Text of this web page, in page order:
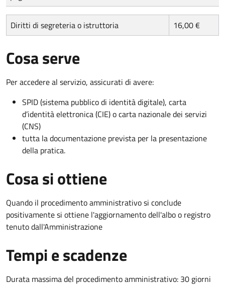
Diritti di segreteria o istruttoria 16,00 €
Cosa serve
Per accedere al servizio, assicurati di avere:
SPID (sistema pubblico di identità digitale), carta
d’identità elettronica (CIE) o carta nazionale dei servizi
(CNS)
tutta la documentazione prevista per la presentazione
della pratica.
Cosa si ottiene
Quando il procedimento amministrativo si conclude
positivamente si ottiene l'aggiornamento dell'albo o registro
tenuto dall'Amministrazione
Tempi e scadenze
Durata massima del procedimento amministrativo: 30 giorni